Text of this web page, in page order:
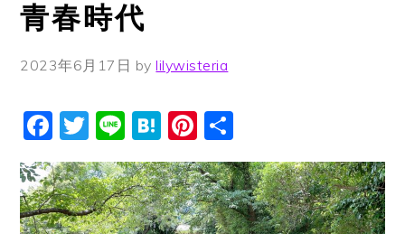
青春時代
2023年6月17日 bylilywisteria
Facebook
Twitter
LineHatena
Pinterest
有